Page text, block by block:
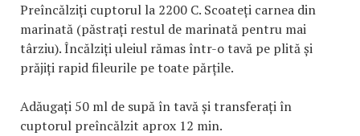
Preîncălziți cuptorul la 2200 C. Scoateți carnea din
marinată (păstrați restul de marinată pentru mai
târziu). Încălziți uleiul rămas într-o tavă pe plită și
prăjiți rapid fileurile pe toate părțile.
Adăugați 50 ml de supă în tavă și transferați în
cuptorul preîncălzit aprox 12 min.